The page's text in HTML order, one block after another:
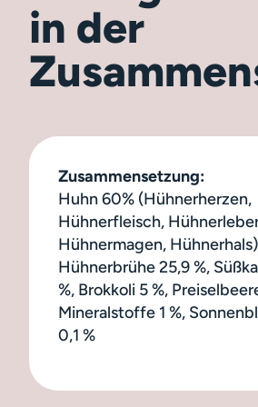
in der
Zusammensetzung:
Huhn 60% (Hühnerherzen,
Hühnerfleisch,
Hühnermagen,
Hühnerbrühe 25,9 %,
%, Brokkoli 5 %,
Mineralstoffe 1 %,
0,1 %